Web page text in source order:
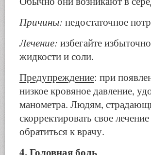
Причины: недостаточное
Лечение: избегайте
жидко­сти и соли.
Предупреждение: при
низкое кровяное давление,
манометра. Людям,
скорректировать свое
обратиться к врачу.
4. Головная боль